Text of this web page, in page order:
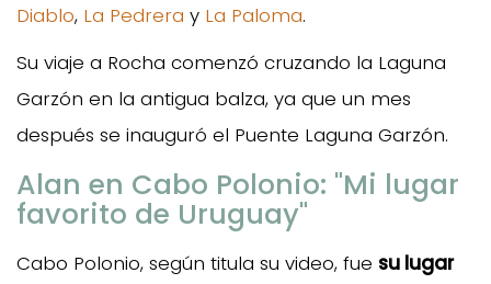
Diablo, La Pedrera y La Paloma.
Su viaje a Rocha comenzó cruzando la Laguna
Garzón en la antigua balza, ya que un mes
después se inauguró el Puente Laguna Garzón.
Alan en Cabo Polonio: "Mi lugar
favorito de Uruguay"
Cabo Polonio, según titula su video, fue su lugar